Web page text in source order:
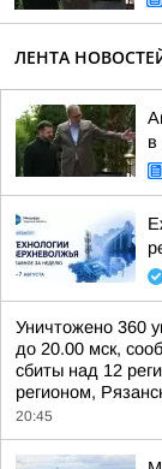
ЛЕНТА
в
Уничтожено 360
до 20.00 мск,
сбиты над 12
регионом,
20:45